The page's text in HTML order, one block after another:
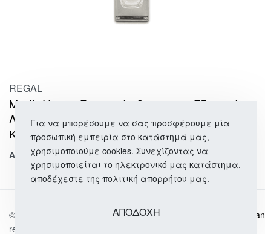
REGAL
Mystic Venom Γυναικείο Άρωμα με Εξωτικά
Λουλούδια, Πικάντικες Νότες & Ζεστό
Κεχριμπάρι
Από2,50€έως 23.90
© 2026 Αρώματα | Γυναικεία & Ανδρική Περιποίηση | Wo-Man
reserved.
Για να μπορέσουμε να σας προσφέρουμε μία
προσωπική εμπειρία στο κατάστημά μας,
χρησιμοποιούμε cookies. Συνεχίζοντας να
χρησιμοποιείται το ηλεκτρονικό μας κατάστημα,
αποδέχεστε της πολιτική απορρήτου μας.
ΑΠΟΔΟΧΗ